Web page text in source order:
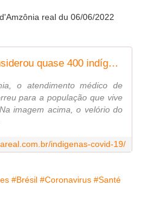
real du 06/06/2022
Como o governo desconsiderou quase 400 indígenas mortos por Covid-19 - Amazônia Real
o atendimento médico de
para a população que vive
imagem acima, o velório do
indigenas-covid-19/
#Brésil #Coronavirus #Santé